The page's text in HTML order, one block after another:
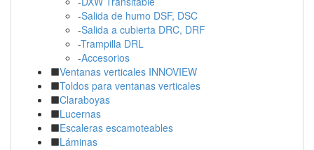
-Salida de humo DSF, DSC
-Salida a cubierta DRC, DRF
-Trampilla DRL
-Accesorios
Ventanas verticales INNOVIEW
Toldos para ventanas verticales
Claraboyas
Lucernas
Escaleras escamoteables
Láminas